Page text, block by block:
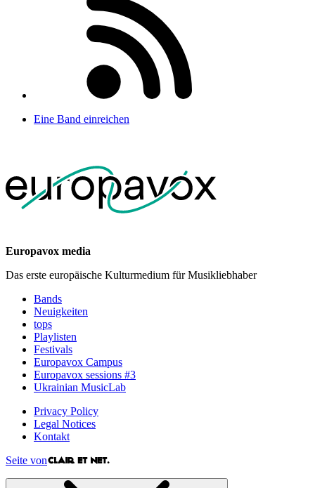
Eine Band einreichen
Europavox media
Das erste europäische Kulturmedium für Musikliebhaber
Bands
Neuigkeiten
tops
Playlisten
Festivals
Europavox Campus
Europavox sessions #3
Ukrainian MusicLab
Privacy Policy
Legal Notices
Kontakt
Seite von